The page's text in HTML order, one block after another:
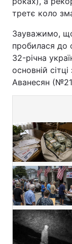
третє коло
Зауважимо,
пробилася до
32-річна
основній
Аванесян